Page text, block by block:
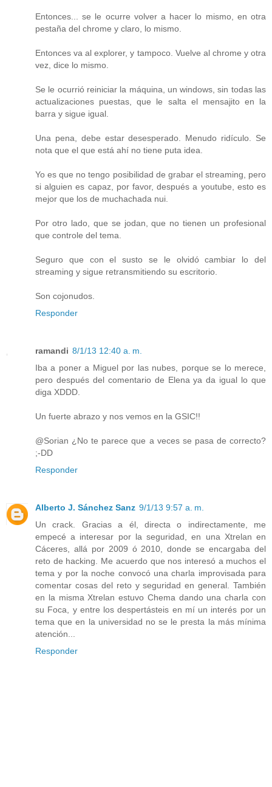
Entonces... se le ocurre volver a hacer lo mismo, en otra
pestaña del chrome y claro, lo mismo.
Entonces va al explorer, y tampoco. Vuelve al chrome y otra
vez, dice lo mismo.
Se le ocurrió reiniciar la máquina, un windows, sin todas las
actualizaciones puestas, que le salta el mensajito en la
barra y sigue igual.
Una pena, debe estar desesperado. Menudo ridículo. Se
nota que el que está ahí no tiene puta idea.
Yo es que no tengo posibilidad de grabar el streaming, pero
si alguien es capaz, por favor, después a youtube, esto es
mejor que los de muchachada nui.
Por otro lado, que se jodan, que no tienen un profesional
que controle del tema.
Seguro que con el susto se le olvidó cambiar lo del
streaming y sigue retransmitiendo su escritorio.
Son cojonudos.
Responder
ramandi 8/1/13 12:40 a. m.
Iba a poner a Miguel por las nubes, porque se lo merece,
pero después del comentario de Elena ya da igual lo que
diga XDDD.
Un fuerte abrazo y nos vemos en la GSIC!!
@Sorian ¿No te parece que a veces se pasa de correcto?
;-DD
Responder
Alberto J. Sánchez Sanz 9/1/13 9:57 a. m.
Un crack. Gracias a él, directa o indirectamente, me
empecé a interesar por la seguridad, en una Xtrelan en
Cáceres, allá por 2009 ó 2010, donde se encargaba del
reto de hacking. Me acuerdo que nos interesó a muchos el
tema y por la noche convocó una charla improvisada para
comentar cosas del reto y seguridad en general. También
en la misma Xtrelan estuvo Chema dando una charla con
su Foca, y entre los despertásteis en mí un interés por un
tema que en la universidad no se le presta la más mínima
atención...
Responder